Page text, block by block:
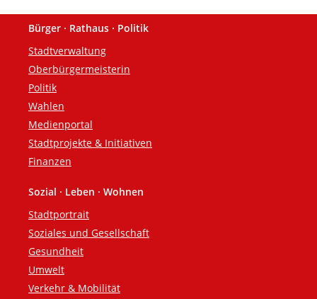
Fußzeile
Bürger · Rathaus · Politik
Stadtverwaltung
Oberbürgermeisterin
Politik
Wahlen
Medienportal
Stadtprojekte & Initiativen
Finanzen
Sozial · Leben · Wohnen
Stadtportrait
Soziales und Gesellschaft
Gesundheit
Umwelt
Verkehr & Mobilität